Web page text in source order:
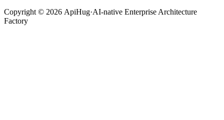
Copyright © 2026 ApiHug·AI-native Enterprise Architecture
Factory